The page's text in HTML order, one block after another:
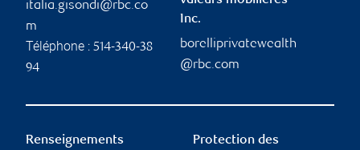
italia.gisondi@rbc.co
m
Téléphone : 514-340-38
94
Inc.
borelliprivatewealth
@rbc.com
Renseignements
Protection des